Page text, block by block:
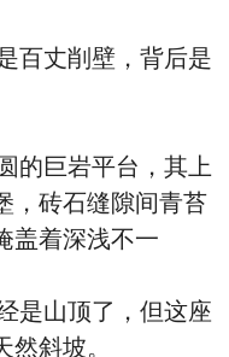
百丈削壁，背后是
的巨岩平台，其上
，砖石缝隙间青苔
盖着深浅不一
是山顶了，但这座
斜坡。